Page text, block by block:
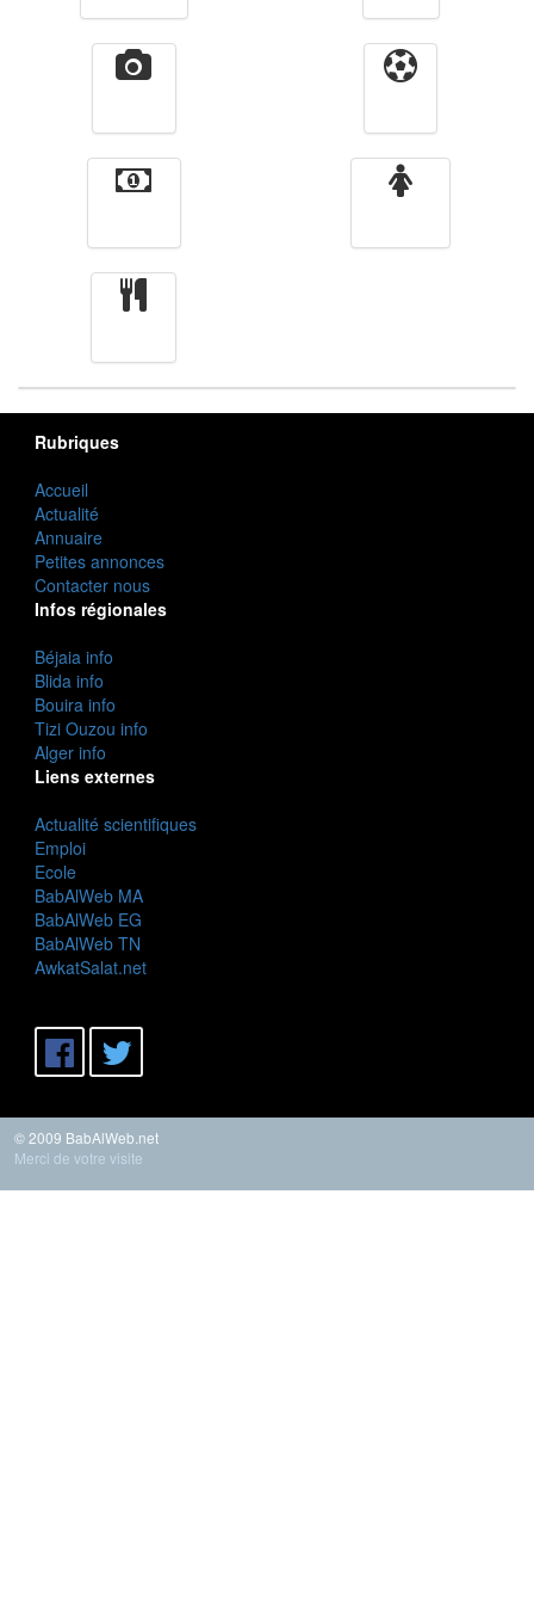
Rubriques
Accueil
Actualité
Annuaire
Petites annonces
Contacter nous
Infos régionales
Béjaia info
Blida info
Bouira info
Tizi Ouzou info
Alger info
Liens externes
Actualité scientifiques
Emploi
Ecole
BabAlWeb MA
BabAlWeb EG
BabAlWeb TN
AwkatSalat.net
© 2009 BabAlWeb.net
Merci de votre visite